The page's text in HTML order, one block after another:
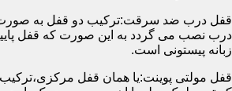
قفل درب ضد سرقت:ترکیب دو قفل به صورت
زبانه پیستونی است.